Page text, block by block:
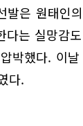
발은 원태인
다는 실망감
박했다. 이
다.